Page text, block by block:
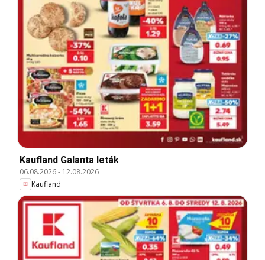
Kaufland Galanta leták
06.08.2026- 12.08.2026
Kaufland